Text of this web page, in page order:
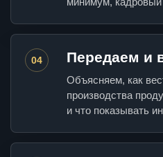
04 Передаем и
Объясняем, как
производства
и что показывать